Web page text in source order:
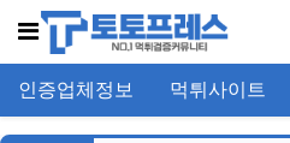
메뉴
인증업체정보 먹튀사이트